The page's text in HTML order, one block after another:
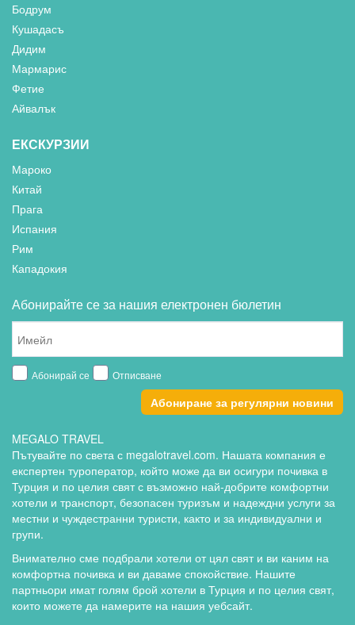
Бодрум
Кушадасъ
Дидим
Мармарис
Фетие
Айвалък
ЕКСКУРЗИИ
Мароко
Китай
Прага
Испания
Рим
Кападокия
Абонирайте се за нашия електронен бюлетин
Абонирай се Отписване
Абониране за регулярни новини
MEGALO TRAVEL
Пътувайте по света с megalotravel.com. Нашата компания е
експертен туроператор, който може да ви осигури почивка в
Турция и по целия свят с възможно най-добрите комфортни
хотели и транспорт, безопасен туризъм и надеждни услуги за
местни и чуждестранни туристи, както и за индивидуални и
групи.
Внимателно сме подбрали хотели от цял свят и ви каним на
комфортна почивка и ви даваме спокойствие. Нашите
партньори имат голям брой хотели в Турция и по целия свят,
които можете да намерите на нашия уебсайт.